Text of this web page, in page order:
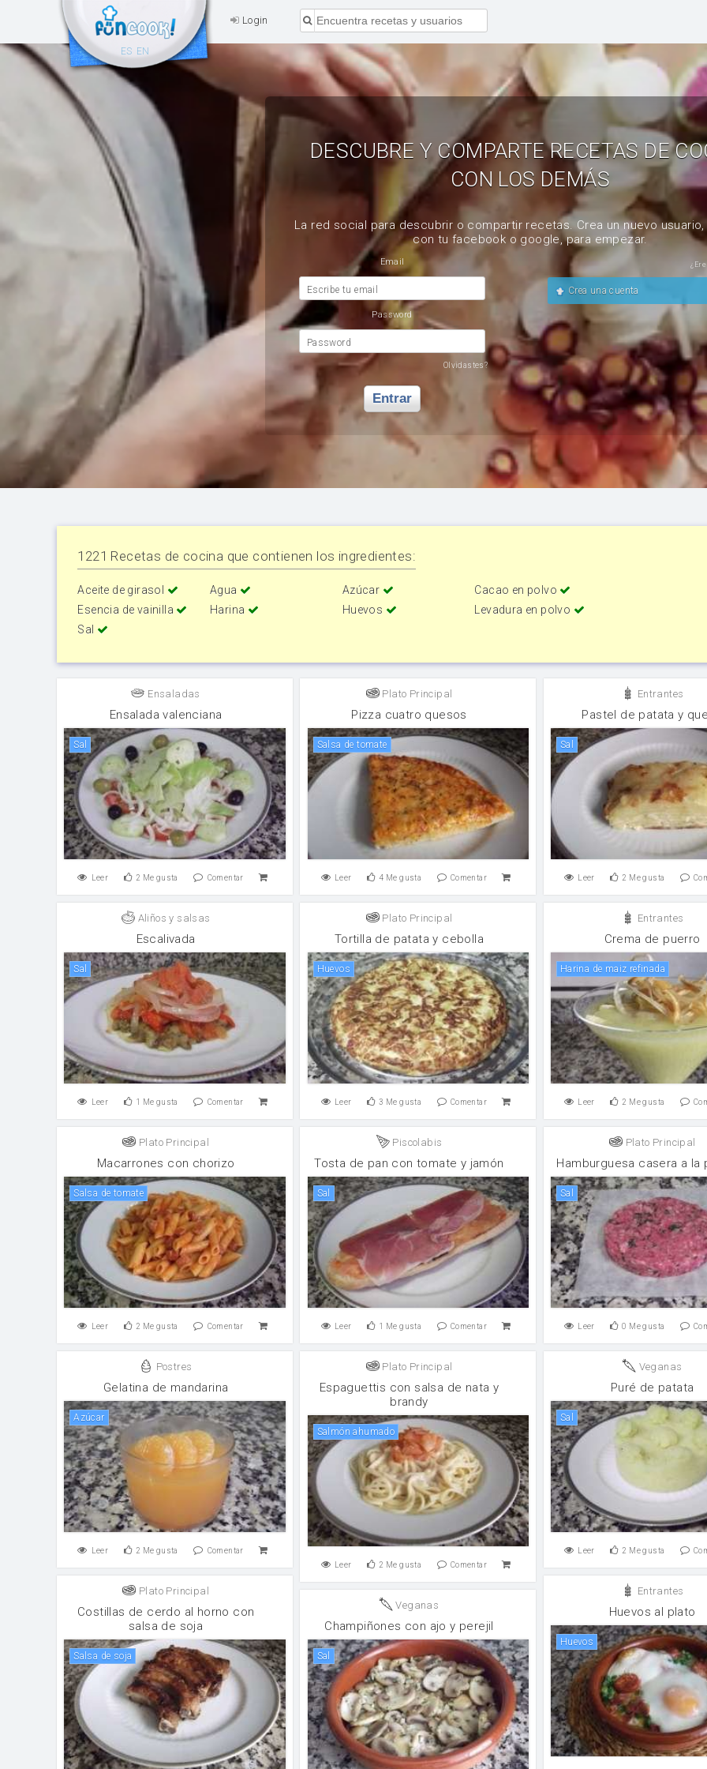
Login
ES EN
DESCUBRE Y COMPARTE RECETAS DE
CON LOS DEMÁS
La red social para descubrir o compartir recetas. Crea un nuevo
con tu facebook o google, para empezar.
Email
Escribe tu email
Password
Password
Olvidastes?
Entrar
Crea una cuenta
1221 Recetas de cocina que contienen los ingredientes:
Aceite de girasol Agua Azúcar
Cacao en polvo
Esencia de vainilla
Harina Huevos
Levadura en polvo
Sal
Ensaladas
Ensalada valenciana
sal
Leer 2 Me gusta Comentar
Plato Principal
Pizza cuatro quesos
salsa de tomate
Leer 4 Me gusta Comentar
Entrantes
Pastel de patata y
sal
Leer 2 Me gusta
Aliños y salsas
Escalivada
sal
Leer 1 Me gusta Comentar
Plato Principal
Tortilla de patata y cebolla
huevos
Leer 3 Me gusta Comentar
Entrantes
Crema de puerro
Harina de maiz refinada
Leer 2 Me gusta
Plato Principal
Macarrones con chorizo
salsa de tomate
Leer 2 Me gusta Comentar
Piscolabis
Tosta de pan con tomate y jamón
sal
Leer 1 Me gusta Comentar
Plato Principal
Hamburguesa casera a la
sal
Leer 0 Me gusta
Postres
Gelatina de mandarina
Azúcar
Leer 2 Me gusta Comentar
Plato Principal
Espaguettis con salsa de nata y
brandy
Salmón ahumado
Leer 2 Me gusta Comentar
Veganas
Puré de patata
sal
Leer 2 Me gusta
Plato Principal
Costillas de cerdo al horno con
salsa de soja
salsa de soja
Entrantes
Huevos al plato
huevos
Veganas
Champiñones con ajo y perejil
sal